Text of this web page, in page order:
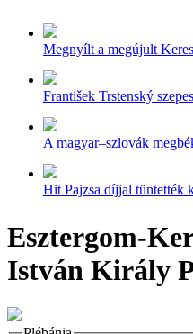
Megnyílt a megújult
František Trstenský
A magyar–szlovák
Hit Pajzsa díjjal tüntették
Esztergom-
István Király